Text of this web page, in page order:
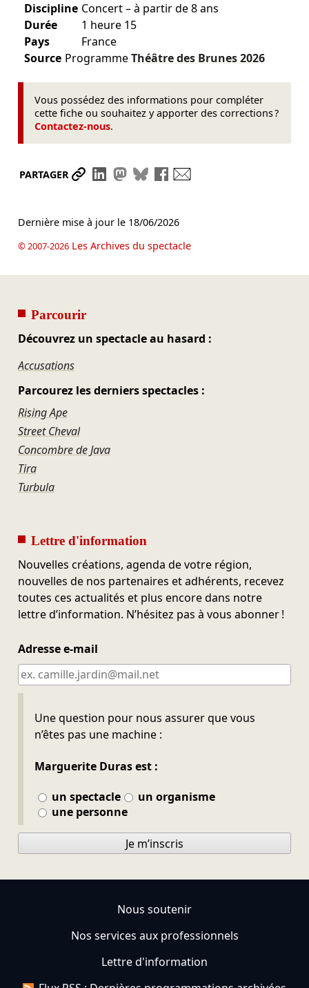
Discipline Concert – à partir de 8 ans
Durée
1 heure 15
Pays
France
Source ProgrammeThéâtre des Brunes2026
Vous possédez des informations pour compléter
cette fiche ou souhaitez y apporter des corrections ?
Contactez-nous.
PARTAGER Partager le lien
Partager sur LinkedIn
Partager sur Mastodon
Partager sur Bluesky
Partager sur Facebook
Dernière mise à jour le 18/06/2026
© 2007-2026Les Archives du spectacle
Parcourir
Découvrez un spectacle au hasard :
Accusations
Parcourez les derniers spectacles :
Rising Ape
Street Cheval
Concombre de Java
Tira
Turbula
Lettre d'information
Nouvelles créations, agenda de votre région,
nouvelles de nos partenaires et adhérents, recevez
toutes ces actualités et plus encore dans notre
lettre d’information. N’hésitez pas à vous abonner !
Adresse e-mail
Une question pour nous assurer que vous
n’êtes pas une machine :
Marguerite Duras est :
un spectacle
un organisme
une personne
Ne pas remplir
Je m’inscris
Nous soutenir
Nos services aux professionnels
Lettre d'information